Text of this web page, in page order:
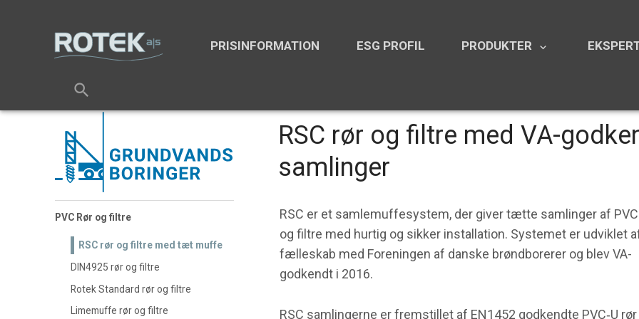
PRISINFORMATION ESG PROFIL PRODUKTER keyboard_arrow_down
search
PVC Rør og filtre
RSC rør og filtre med tæt muffe
DIN4925 rør og filtre
Rotek Standard rør og filtre
Limemuffe rør og filtre
RSC rør og filtre med VA-
samlinger
RSC er et samlemuffesystem, der giver tætte samlinger af
og filtre med hurtig og sikker installation. Systemet er udviklet
fælleskab med Foreningen af danske brøndborerer og blev VA-
godkendt i 2016.
RSC samlingerne er fremstillet af EN1452 godkendte PVC‐U